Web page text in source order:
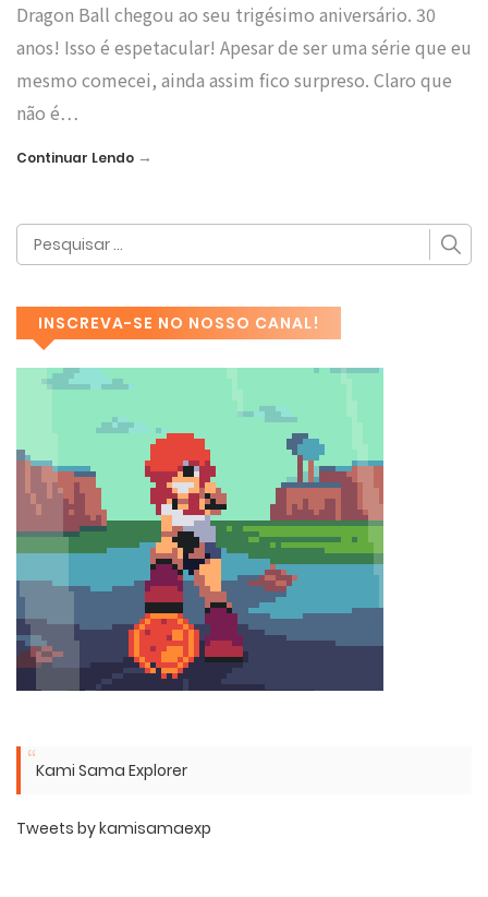
Dragon Ball chegou ao seu trigésimo aniversário. 30
anos! Isso é espetacular! Apesar de ser uma série que eu
mesmo comecei, ainda assim fico surpreso. Claro que
não é…
Continuar Lendo →
INSCREVA-SE NO NOSSO CANAL!
Kami Sama Explorer
Tweets by kamisamaexp